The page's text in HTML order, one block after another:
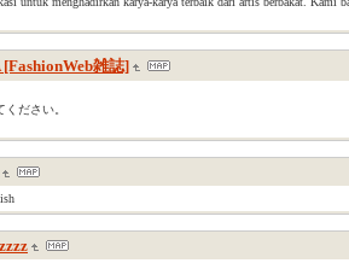
[FashionWeb雑誌]
ださい。